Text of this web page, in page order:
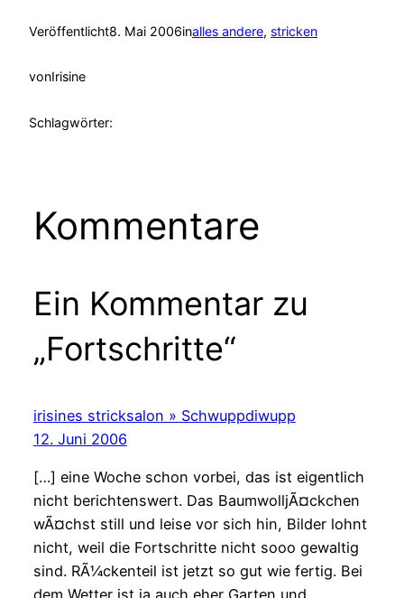
Veröffentlicht8. Mai 2006inalles andere, stricken
vonIrisine
Schlagwörter:
Kommentare
Ein Kommentar zu
„Fortschritte“
irisines stricksalon » Schwuppdiwupp
12. Juni 2006
[…] eine Woche schon vorbei, das ist eigentlich
nicht berichtenswert. Das BaumwolljÃ¤ckchen
wÃ¤chst still und leise vor sich hin, Bilder lohnt
nicht, weil die Fortschritte nicht sooo gewaltig
sind. RÃ¼ckenteil ist jetzt so gut wie fertig. Bei
dem Wetter ist ja auch eher Garten und